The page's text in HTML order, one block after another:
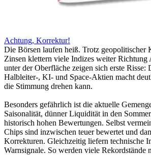
Achtung, Korrektur!
Die Börsen laufen heiß. Trotz geopolitischer
Zinsen klettern viele Indizes weiter
unter der Oberfläche zeigen sich erste Risse:
Halbleiter-, KI- und Space-Aktien macht
die Stimmung drehen kann.
Besonders gefährlich ist die aktuelle
Saisonalität, dünner Liquidität in den
historisch hohen Bewertungen. Selbst
Chips sind inzwischen teuer bewertet und
Korrekturen. Gleichzeitig liefern technische
Warnsignale. So werden viele Rekordstände